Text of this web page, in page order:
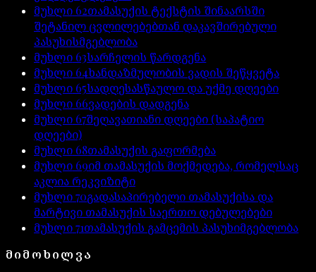
მუხლი 62თამასუქის ტექსტის შინაარსში
შეტანილ ცვლილებებთან დაკავშირებული
პასუხისმგებლობა
მუხლი 63სარჩელის წარდგენა
მუხლი 64ხანდაზმულობის ვადის შეწყვეტა
მუხლი 65სადღესასწაულო და უქმე დღეები
მუხლი 66ვადების დადგენა
მუხლი 67შეღავათიანი დღეები (საპატიო
დღეები)
მუხლი 68თამასუქის გაფორმება
მუხლი 69იმ თამასუქის მოქმედება, რომელსაც
აკლია რეკვიზიტი
მუხლი70გადასაპირებელი თამასუქისა და
მარტივი თამასუქის საერთო დებულებები
მუხლი71თამასუქის გამცემის პასუხიმგებლობა
ᲛᲘᲛᲝᲮᲘᲚᲕᲐ